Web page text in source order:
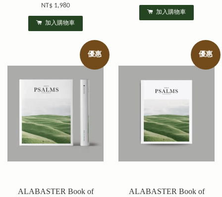
NT$ 1,980
加入購物車
加入購物車
優惠
ALABASTER Book of
優惠
ALABASTER Book of